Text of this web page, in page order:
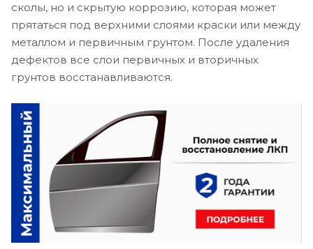
сколы, но и скрытую коррозию, которая может
прятаться под верхними слоями краски или между
металлом и первичным грунтом. После удаления
дефектов все слои первичных и вторичных
грунтов восстанавливаются.